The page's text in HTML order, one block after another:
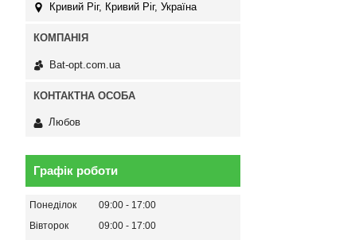
Кривий Ріг, Кривий Ріг, Україна
Bat-opt.com.ua
Любов
Графік роботи
Понеділок 09:00
17:00
Вівторок
09:00
17:00